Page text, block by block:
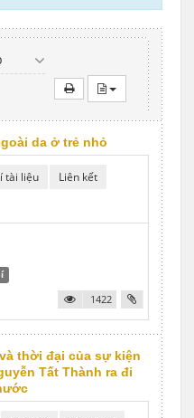
da ở trẻ nhỏ
tài liệu
Liên kết
1422
thời đại của sự kiện
Tất Thành ra đi